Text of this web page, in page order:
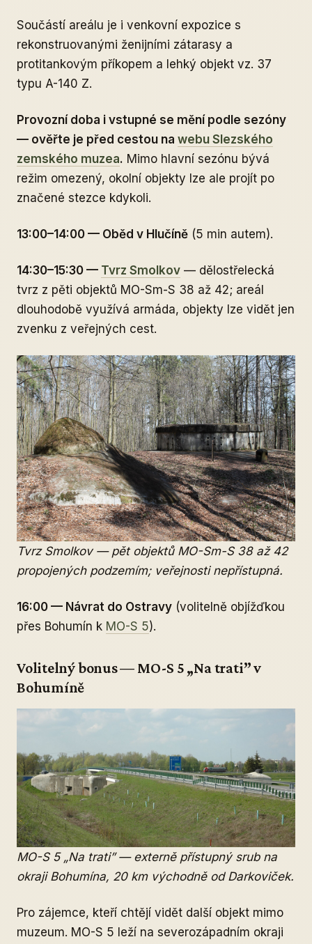
Součástí areálu je i venkovní expozice s
rekonstruovanými ženijními zátarasy a
protitankovým příkopem a lehký objekt vz. 37
typu A-140 Z.
Provozní doba i vstupné se mění podle sezóny
— ověřte je před cestou na webu Slezského
zemského muzea. Mimo hlavní sezónu bývá
režim omezený, okolní objekty lze ale projít po
značené stezce kdykoli.
13:00–14:00 — Oběd v Hlučíně (5 min autem).
14:30–15:30 — Tvrz Smolkov — dělostřelecká
tvrz z pěti objektů MO-Sm-S 38 až 42; areál
dlouhodobě využívá armáda, objekty lze vidět jen
zvenku z veřejných cest.
Tvrz Smolkov — pět objektů MO-Sm-S 38 až 42
propojených podzemím; veřejnosti nepřístupná.
16:00 — Návrat do Ostravy (volitelně objížďkou
přes Bohumín k MO-S 5).
Volitelný bonus — MO-S 5 „Na trati” v
Bohumíně
MO-S 5 „Na trati” — externě přístupný srub na
okraji Bohumína, 20 km východně od Darkoviček.
Pro zájemce, kteří chtějí vidět další objekt mimo
muzeum. MO-S 5 leží na severozápadním okraji